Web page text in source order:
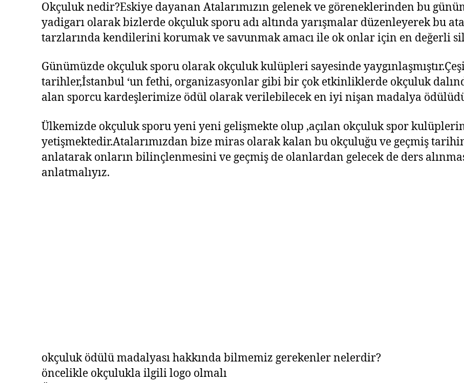
Okçuluk nedir?Eskiye dayanan Atalarımızın gelenek ve göreneklerinden bu
yadigarı olarak bizlerde okçuluk sporu adı altında yarışmalar düzenleyerek bu
tarzlarında kendilerini korumak ve savunmak amacı ile ok onlar için en değerli
Günümüzde okçuluk sporu olarak okçuluk kulüpleri sayesinde
tarihler,İstanbul ‘un fethi, organizasyonlar gibi bir çok etkinliklerde okçuluk
alan sporcu kardeşlerimize ödül olarak verilebilecek en iyi nişan madalya
Ülkemizde okçuluk sporu yeni yeni gelişmekte olup ,açılan okçuluk spor
yetişmektedir.Atalarımızdan bize miras olarak kalan bu okçuluğu ve geçmiş
anlatarak onların bilinçlenmesini ve geçmiş de olanlardan gelecek de ders
anlatmalıyız.
okçuluk ödülü madalyası hakkında bilmemiz gerekenler nelerdir?
öncelikle okçulukla ilgili logo olmalı